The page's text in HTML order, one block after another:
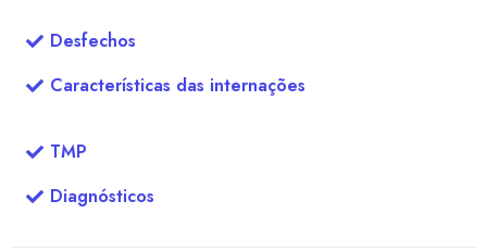
Desfechos
Características das internações
TMP
Diagnósticos